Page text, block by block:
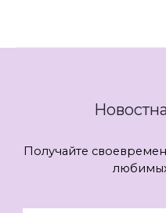
Получайте